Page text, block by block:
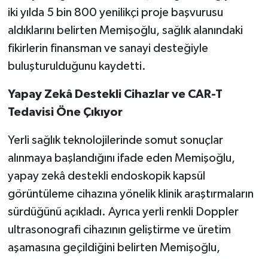
iki yılda 5 bin 800 yenilikçi proje başvurusu
aldıklarını belirten Memişoğlu, sağlık alanındaki
fikirlerin finansman ve sanayi desteğiyle
buluşturulduğunu kaydetti.
Yapay Zekâ Destekli Cihazlar ve CAR-T
Tedavisi Öne Çıkıyor
Yerli sağlık teknolojilerinde somut sonuçlar
alınmaya başlandığını ifade eden Memişoğlu,
yapay zekâ destekli endoskopik kapsül
görüntüleme cihazına yönelik klinik araştırmaların
sürdüğünü açıkladı. Ayrıca yerli renkli Doppler
ultrasonografi cihazının geliştirme ve üretim
aşamasına geçildiğini belirten Memişoğlu,